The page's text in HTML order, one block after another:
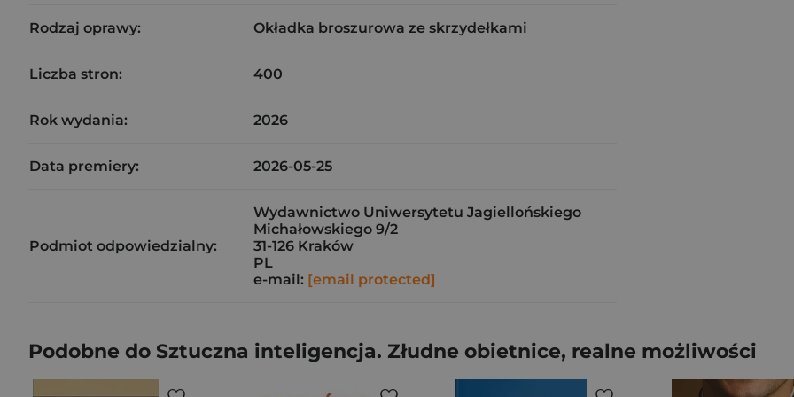
Rodzaj oprawy: Okładka broszurowa ze skrzydełkami
Liczba stron: 400
Rok wydania: 2026
Data premiery: 2026-05-25
Podmiot odpowiedzialny:
Wydawnictwo Uniwersytetu Jagiellońskiego
Michałowskiego 9/2
31-126 Kraków
PL
e-mail: [email protected]
Podobne do Sztuczna inteligencja. Złudne obietnice, realne możliwości